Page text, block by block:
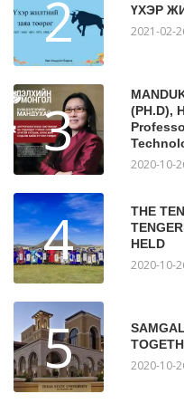
2 ҮХЭР
2021-02-
3
(PH.D),
2020-10-
4
THE
HELD
2020-10-
5 2020-10-